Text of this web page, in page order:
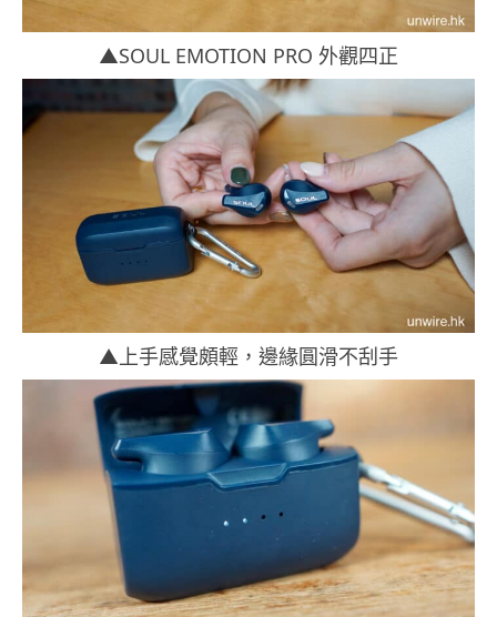
▲SOUL EMOTION PRO 外觀四正
▲上手感覺頗輕，邊緣圓滑不刮手